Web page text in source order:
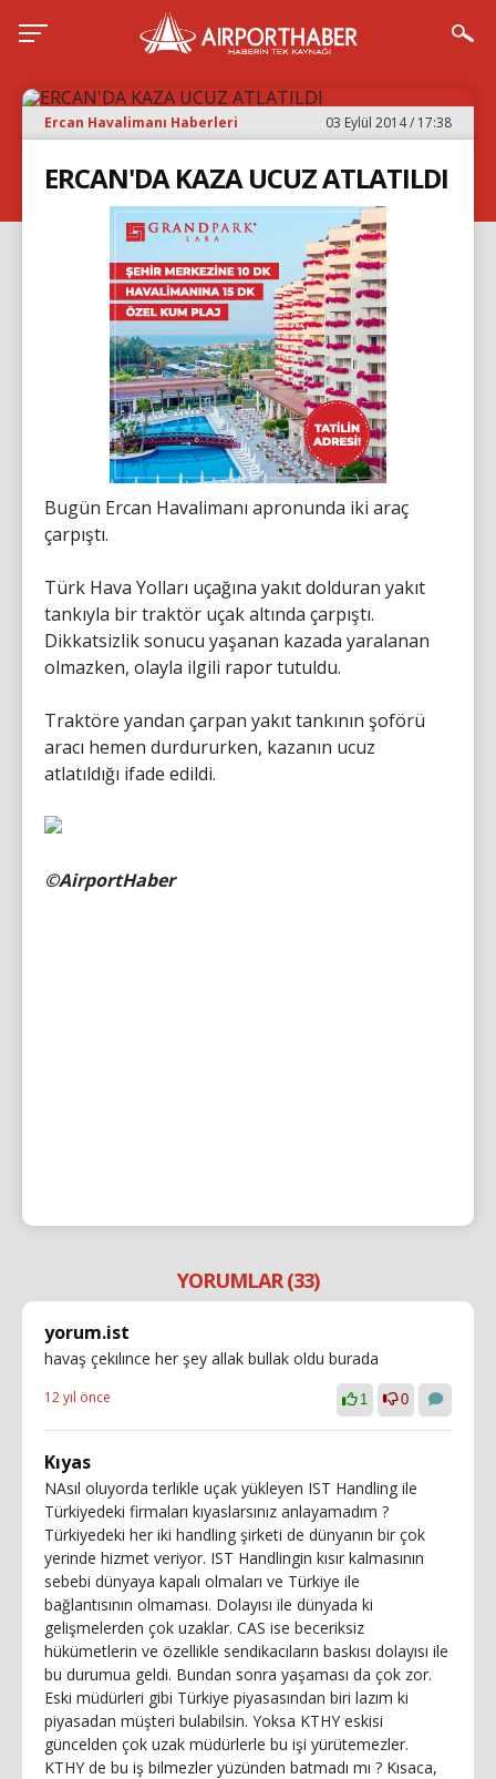
Ercan Havalimanı Haberleri 03 Eylül 2014 / 17:38
ERCAN'DA KAZA UCUZ ATLATILDI
Bugün Ercan Havalimanı apronunda iki araç
çarpıştı.
Türk Hava Yolları uçağına yakıt dolduran yakıt
tankıyla bir traktör uçak altında çarpıştı.
Dikkatsizlik sonucu yaşanan kazada yaralanan
olmazken, olayla ilgili rapor tutuldu.
Traktöre yandan çarpan yakıt tankının şoförü
aracı hemen durdururken, kazanın ucuz
atlatıldığı ifade edildi.
©AirportHaber
YORUMLAR (33)
yorum.ist
havaş çekılınce her şey allak bullak oldu burada
12 yıl önce 1 0
Kıyas
NAsıl oluyorda terlikle uçak yükleyen IST Handling ile
Türkiyedeki firmaları kıyaslarsınız anlayamadım ?
Türkiyedeki her iki handling şirketi de dünyanın bir çok
yerinde hizmet veriyor. IST Handlingin kısır kalmasının
sebebi dünyaya kapalı olmaları ve Türkiye ile
bağlantısının olmaması. Dolayısı ile dünyada ki
gelişmelerden çok uzaklar. CAS ise beceriksiz
hükümetlerin ve özellikle sendikacıların baskısı dolayısı ile
bu durumua geldi. Bundan sonra yaşaması da çok zor.
Eski müdürleri gibi Türkiye piyasasından biri lazım ki
piyasadan müşteri bulabilsin. Yoksa KTHY eskisi
güncelden çok uzak müdürlerle bu işi yürütemezler.
KTHY de bu iş bilmezler yüzünden batmadı mı ? Kısaca,